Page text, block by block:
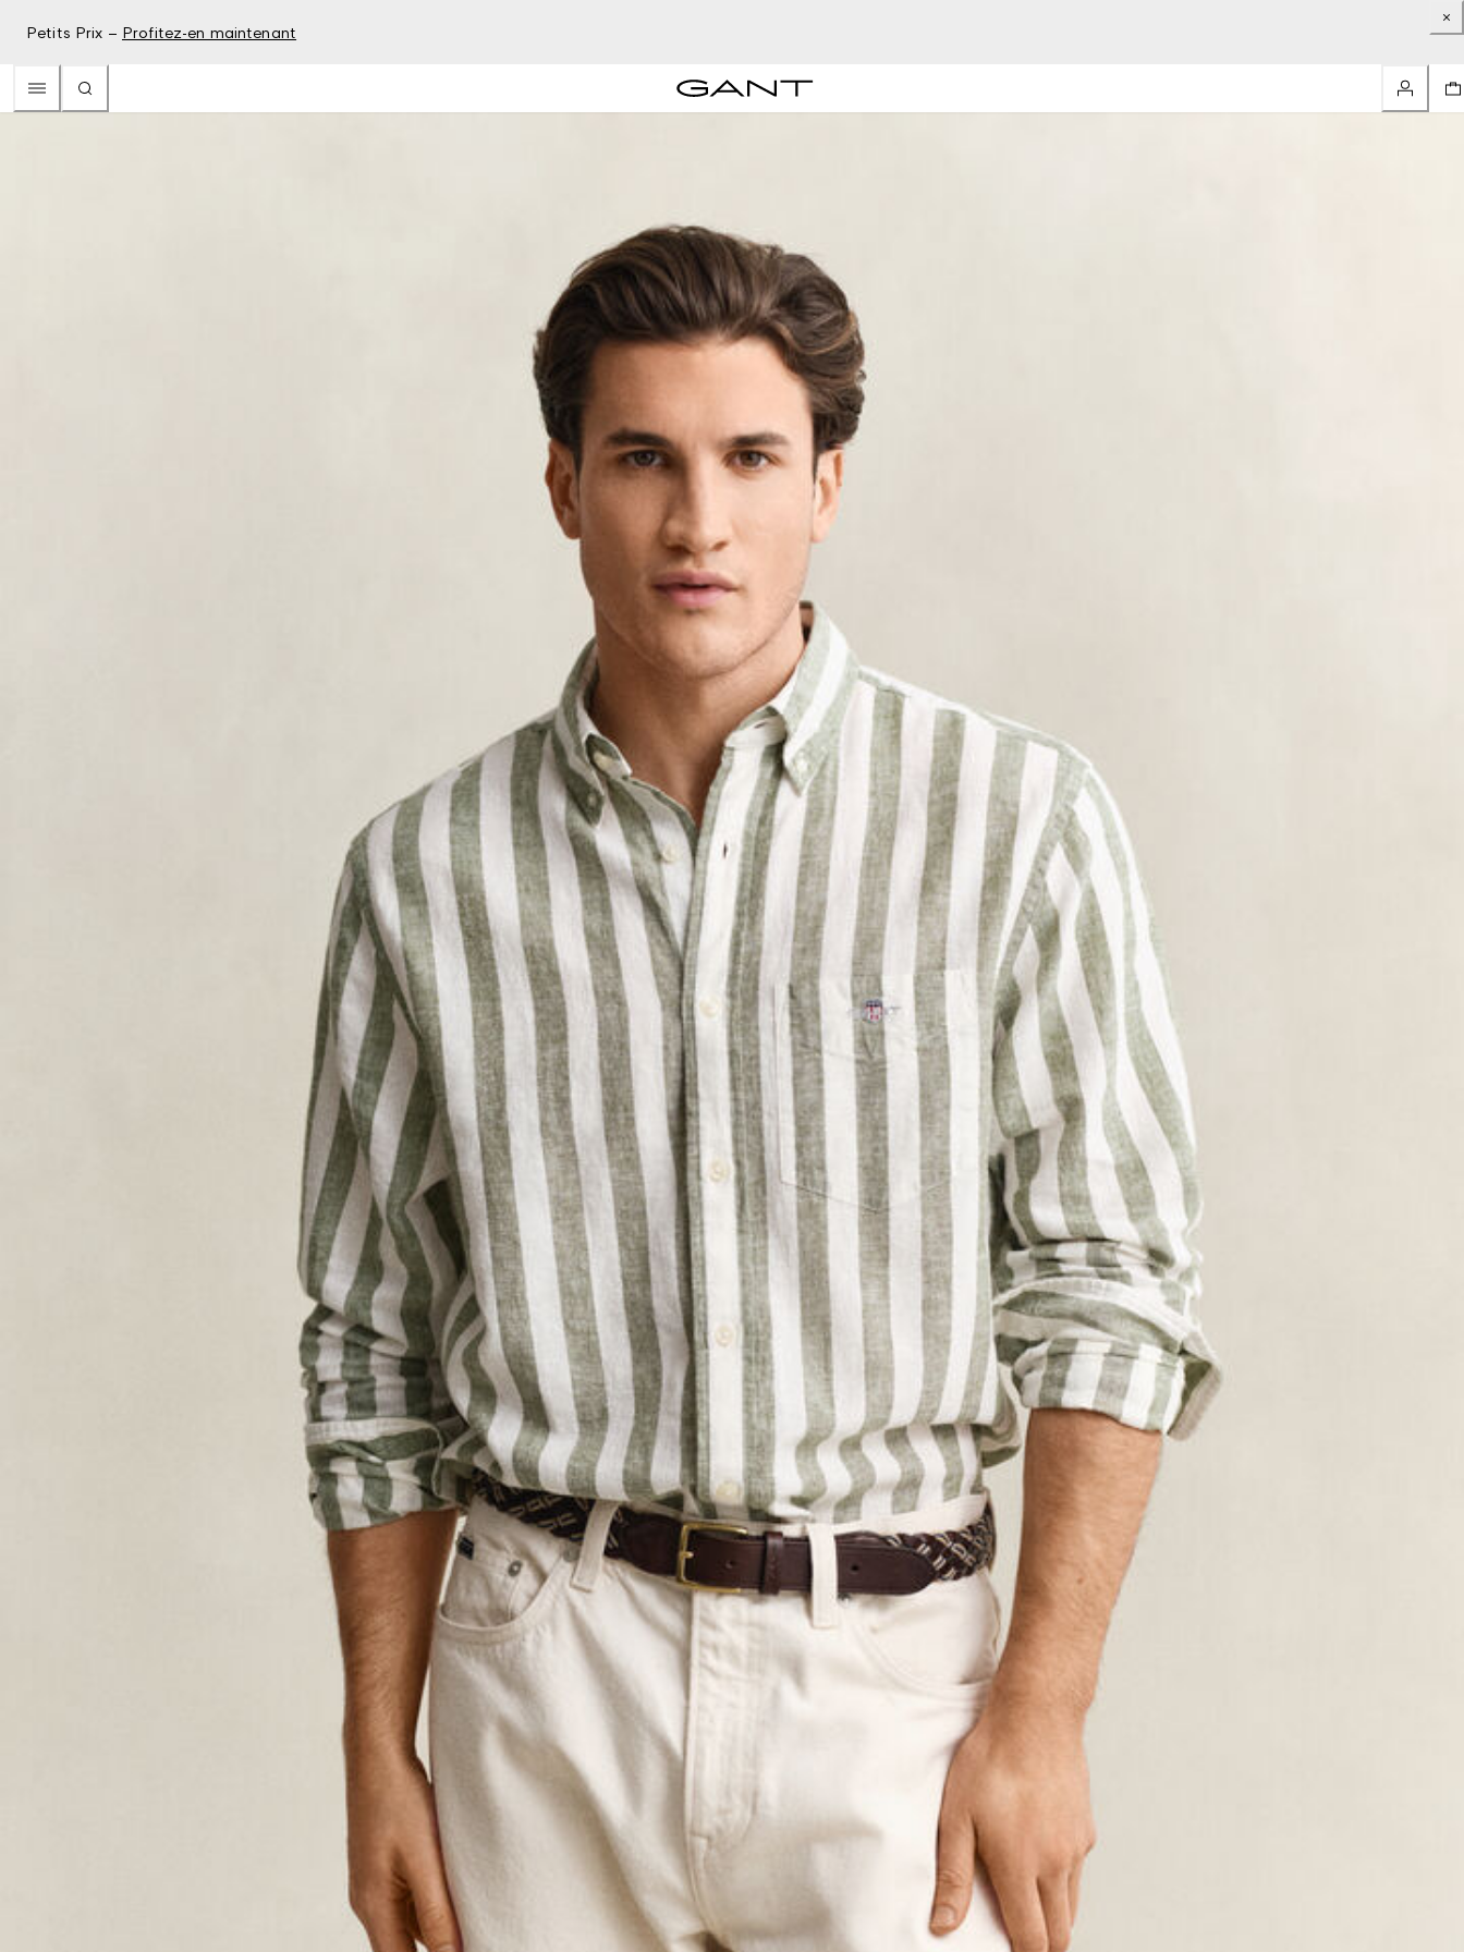
Petits Prix – Profitez-en maintenant